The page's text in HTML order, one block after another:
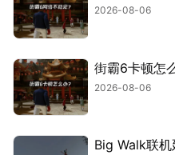
2026-08-06
街霸6卡顿怎
2026-08-06
Big Walk联